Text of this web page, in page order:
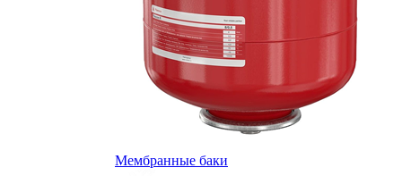
Мембранные баки